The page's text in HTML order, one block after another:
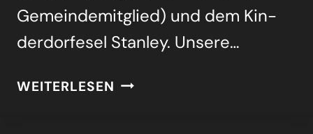
Gemein­de­mit­glied) und dem Kin­
der­dorfesel Stan­ley. Unse­re…
WEITERLESEN WO